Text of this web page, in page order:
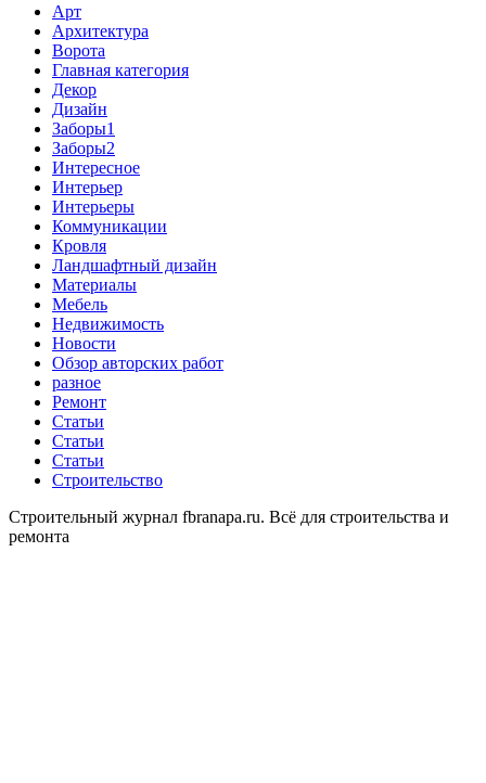
Арт
Архитектура
Ворота
Главная категория
Декор
Дизайн
Заборы1
Заборы2
Интересное
Интерьер
Интерьеры
Коммуникации
Кровля
Ландшафтный дизайн
Материалы
Мебель
Недвижимость
Новости
Обзор авторских работ
разное
Ремонт
Статьи
Статьи
Статьи
Строительство
Строительный журнал fbranapa.ru. Всё для строительства и
ремонта